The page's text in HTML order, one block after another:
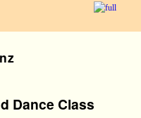
Dance Class